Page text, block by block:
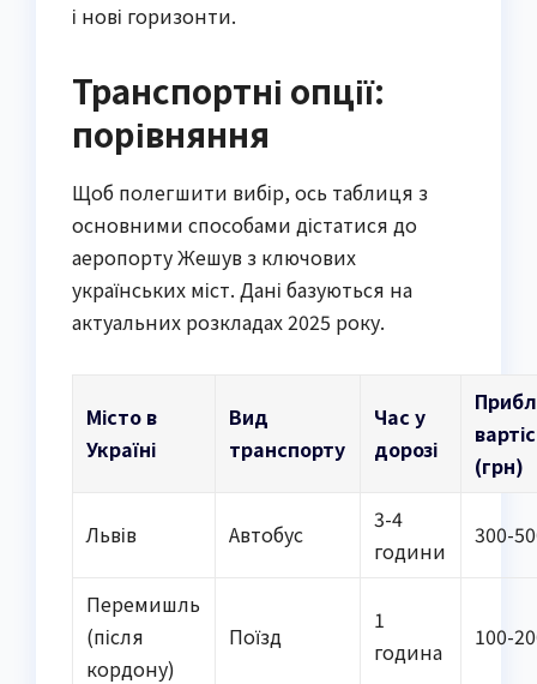
і нові горизонти.
Транспортні опції:
порівняння
Щоб полегшити вибір, ось таблиця з
основними способами дістатися до
аеропорту Жешув з ключових
українських міст. Дані базуються на
актуальних розкладах 2025 року.
Місто в
Україні
Вид
транспорту
Час у
дорозі
(грн)
Львів Автобус
3-4
години
300-
Перемишль
(після
кордону)
Поїзд
1
година
100-